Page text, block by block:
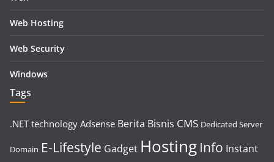
Web Hosting
Web Security
Windows
Tags
.NET technology Adsense Berita Bisnis CMS Dedicated Server
Domain E-Lifestyle Gadget Hosting Info Instant